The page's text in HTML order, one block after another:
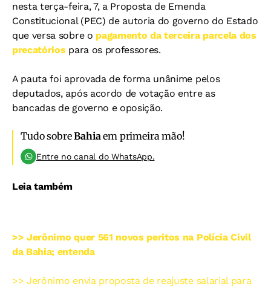
nesta terça-feira, 7, a Proposta de Emenda
Constitucional (PEC) de autoria do governo do Estado
que versa sobre o pagamento da terceira parcela dos
precatórios para os professores.
A pauta foi aprovada de forma unânime pelos
deputados, após acordo de votação entre as
bancadas de governo e oposição.
Tudo sobreBahiaem primeira mão!
Entre no canal do WhatsApp.
Leia também
>> Jerônimo quer 561 novos peritos na Polícia Civil
da Bahia; entenda
>> Jerônimo envia proposta de reajuste salarial para